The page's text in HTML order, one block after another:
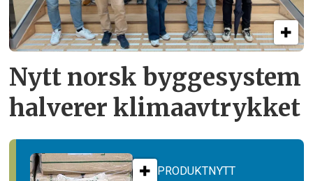
Nytt norsk byggesystem
halverer klimaavtrykket
PRODUKTNYTT